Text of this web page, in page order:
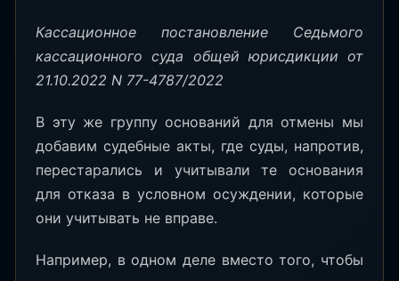
Кассационное постановление Седьмого
кассационного суда общей юрисдикции от
21.10.2022 N 77-4787/2022
В эту же группу оснований для отмены мы
добавим судебные акты, где суды, напротив,
перестарались и учитывали те основания
для отказа в условном осуждении, которые
они учитывать не вправе.
Например, в одном деле вместо того, чтобы